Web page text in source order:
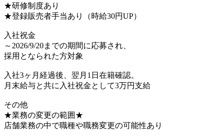
★研修制度あり
★登録販売者手当あり（時給30円UP）
入社祝金
～2026/9/20までの期間に応募され、
採用となられた方対象
入社3ヶ月経過後、翌月1日在籍確認。
月末給与と共に入社祝金として3万円支給
その他
★業務の変更の範囲★
店舗業務の中で職種や職務変更の可能性あり